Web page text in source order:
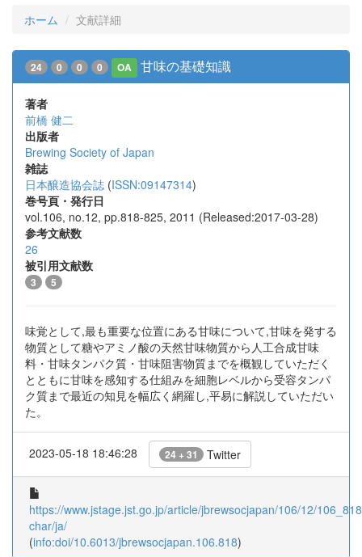
ホーム 文献詳細
24 0 0 0 OA 甘味の基礎知識
著者
前橋 健二
出版者
Brewing Society of Japan
雑誌
日本醸造協会誌 (ISSN:09147314)
巻号頁・発行日
vol.106, no.12, pp.818-825, 2011 (Released:2017-03-28)
参考文献数
26
被引用文献数
3 5
味覚として,最も重要な位置にある甘味について,甘味を発する
物質として糖やアミノ酸の天然甘味物質から人工合成甘味
料・甘味タンパク質・甘味阻害物質までを概観していただく
とともに甘味を感知する仕組みを細胞レベルから受容タンパ
ク質まで最近の知見を幅広く網羅し,平易に解説していただい
た。
2023-05-18 18:46:28 24 + 31 Twitter
https://www.jstage.jst.go.jp/article/jbrewsocjapan/106/12/
char/ja/
(info:doi/10.6013/jbrewsocjapan.106.818)